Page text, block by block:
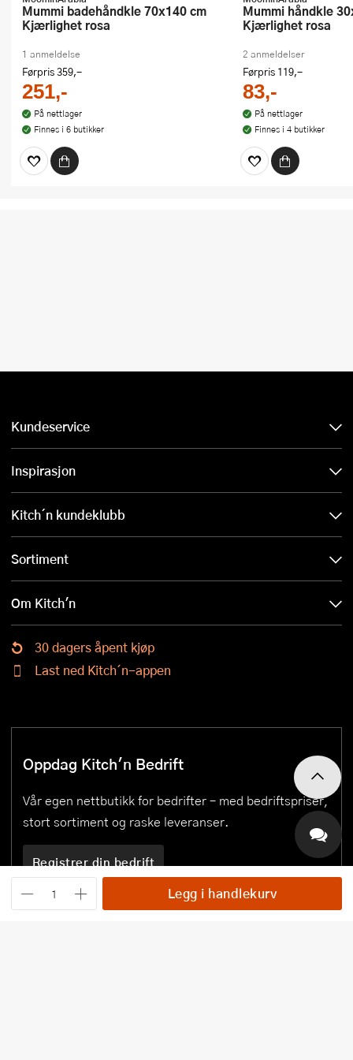
Legg i handlekurv
Mummi badehåndkle 70x140 cm
Kjærlighet rosa
1 anmeldelse
Førpris359,-
251,-
På nettlager
Finnes i 6 butikker
Mummi håndkle 30x50 cm
Kjærlighet rosa
2 anmeldelser
Førpris 119,-
83,-
På nettlager
Finnes i 4 butikker
Kundeservice
Inspirasjon
Kitch´n kundeklubb
Sortiment
Om Kitch'n
30 dagers åpent kjøp
Last ned Kitch´n-appen
Oppdag Kitch'n Bedrift
Vår egen nettbutikk for bedrifter – med bedriftspriser,
stort sortiment og raske leveranser.
Registrer din bedrift